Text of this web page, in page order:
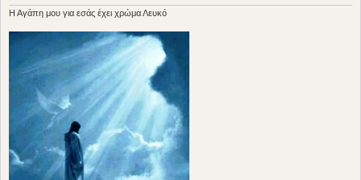
H Aγάπη μου για εσάς έχει χρώμα Λευκό